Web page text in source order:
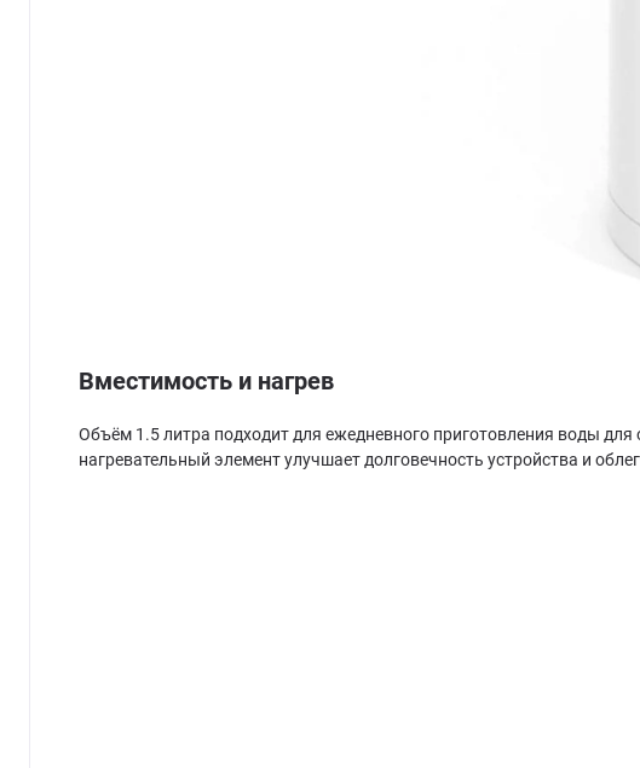
Вместимость и нагрев
Объём 1.5 литра подходит для ежедневного приготовления воды
нагревательный элемент улучшает долговечность устройства и